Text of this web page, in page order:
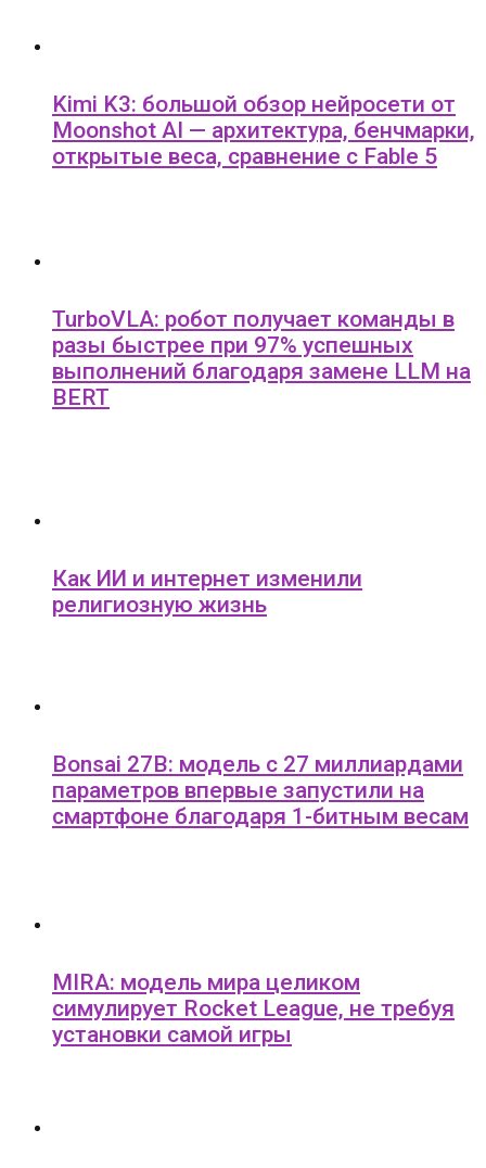
Kimi K3: большой обзор нейросети от
Moonshot AI — архитектура, бенчмарки,
открытые веса, сравнение с Fable 5
TurboVLA: робот получает команды в
разы быстрее при 97% успешных
выполнений благодаря замене LLM на
BERT
Как ИИ и интернет изменили
религиозную жизнь
Bonsai 27B: модель с 27 миллиардами
параметров впервые запустили на
смартфоне благодаря 1-битным весам
MIRA: модель мира целиком
симулирует Rocket League, не требуя
установки самой игры